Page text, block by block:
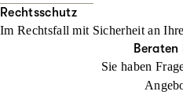
Rechtsschutz
Im Rechtsfall mit Sicher­heit an
Beraten
Sie haben